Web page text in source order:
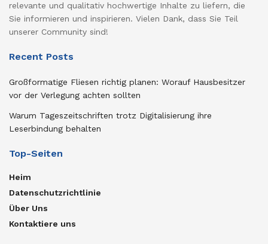
relevante und qualitativ hochwertige Inhalte zu liefern, die
Sie informieren und inspirieren. Vielen Dank, dass Sie Teil
unserer Community sind!
Recent Posts
Großformatige Fliesen richtig planen: Worauf Hausbesitzer
vor der Verlegung achten sollten
Warum Tageszeitschriften trotz Digitalisierung ihre
Leserbindung behalten
Top-Seiten
Heim
Datenschutzrichtlinie
Über Uns
Kontaktiere uns